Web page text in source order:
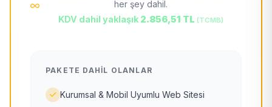
her şey dahil.
KDV dahil yaklaşık 2.856,51 TL (TCMB)
PAKETE DAHIL OLANLAR
Kurumsal & Mobil Uyumlu Web Sitesi